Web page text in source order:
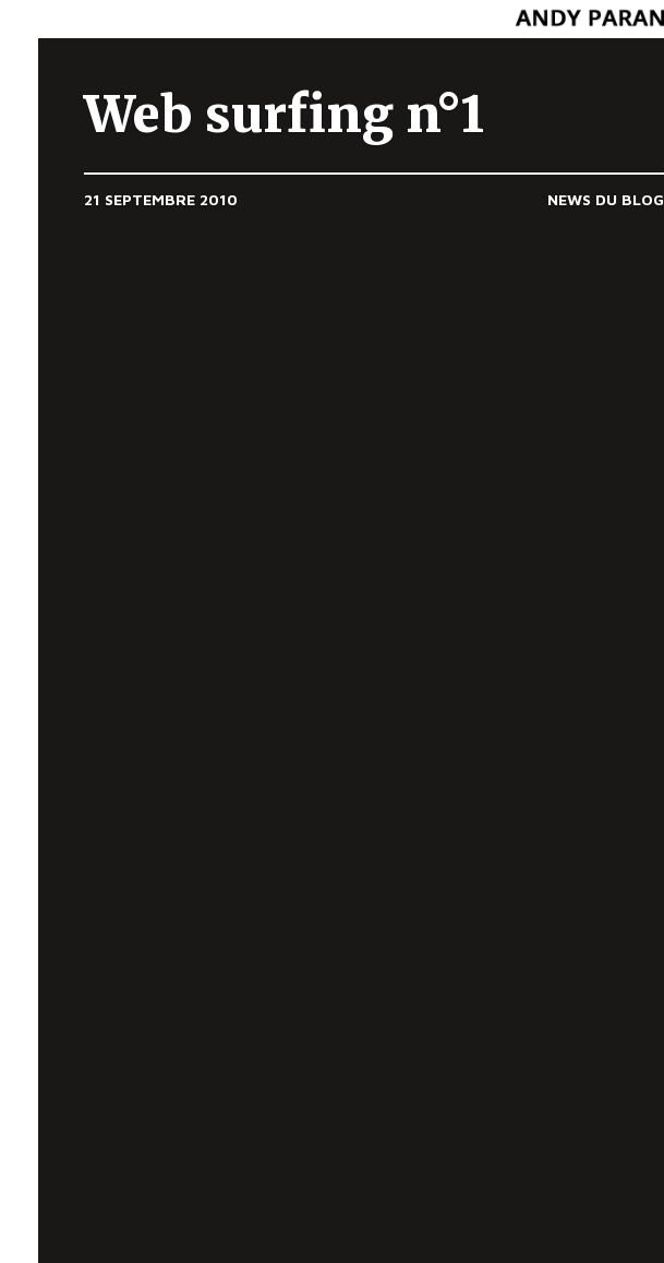
Web surfing n°1
21 SEPTEMBRE 2010 NEWS DU BLOG